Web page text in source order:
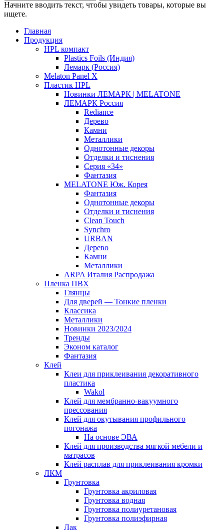
Начните вводить текст, чтобы увидеть товары, которые вы
ищете.
Главная
Продукция
HPL компакт
Plastics Foils (Индия)
Лемарк (Россия)
Melaton Panel X
Пластик HPL
Новинки ЛЕМАРК | MELATONE
ЛЕМАРК Россия
Rediance
Дерево
Камни
Металлики
Однотонные декоры
Отделки и тиснения
Серия «34»
Фантазия
MELATONE Юж. Корея
Фантазия
Однотонные декоры
Отделки и тиснения
Clean Touch
Synchro
URBAN
Дерево
Камни
Металлики
ARPA Италия Распродажа
Пленка ПВХ
Глянцы
Для дверей — Тонкие пленки
Классика
Металлики
Новинки 2023/2024
Тренды
Эконом каталог
Фантазия
Клей
Клеи для приклеивания декоративного
пластика
Wakol
Клей для мембранно-вакуумного
прессования
Клей для окутывания профильного
погонажа
На основе ЭВА
Клей для производства мягкой мебели и
матрасов
Клей расплав для приклеивания кромки
ЛКМ
Грунтовка
Грунтовка акриловая
Грунтовка водная
Грунтовка полиуретановая
Грунтовка полиэфирная
Лак